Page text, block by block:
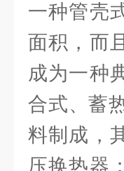
一种管壳
面积，而
成为一种
合式、蓄
料制成，
压换热器